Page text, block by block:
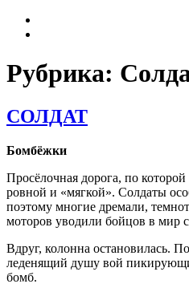
автором
Рубрика:
СОЛДАТ
Бомбёжки
Просёлочная дорога, по
ровной и «мягкой». Солдаты
поэтому многие дремали,
моторов уводили бойцов в мир
Вдруг, колонна остановилась.
леденящий душу вой
бомб.